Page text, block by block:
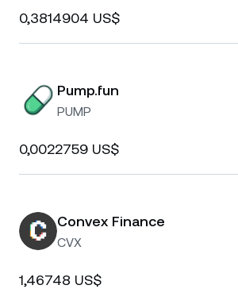
0,3814904 US$
Pump.fun
PUMP
0,0022759 US$
Convex Finance
CVX
1,46748 US$